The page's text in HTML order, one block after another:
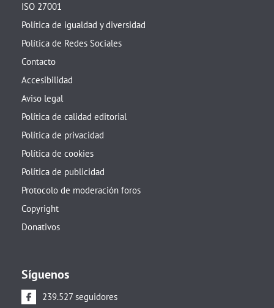
ISO 27001
Política de igualdad y diversidad
Política de Redes Sociales
Contacto
Accesibilidad
Aviso legal
Política de calidad editorial
Política de privacidad
Política de cookies
Política de publicidad
Protocolo de moderación foros
Copyright
Donativos
Síguenos
239.527 seguidores